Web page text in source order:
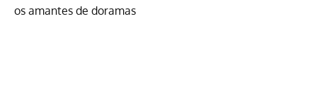
os amantes de doramas